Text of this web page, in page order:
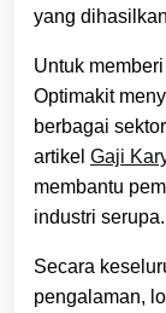
yang
Untuk
Optimakit
berbagai
artikel Gaji
membantu
industri serupa.
Secara
pengalaman,